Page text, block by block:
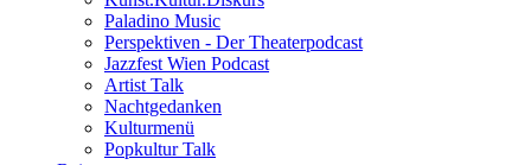
Paladino Music
Perspektiven - Der Theaterpodcast
Jazzfest Wien Podcast
Artist Talk
Nachtgedanken
Kulturmenü
Popkultur Talk